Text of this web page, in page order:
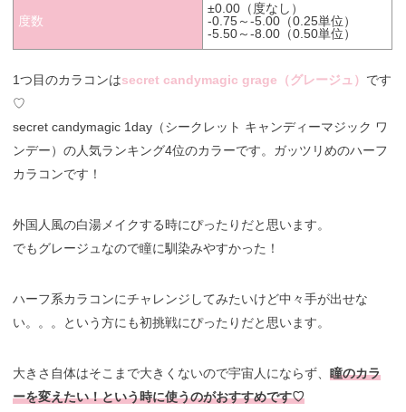
度数
±0.00（度なし）
-0.75～-5.00（0.25単位）
-5.50～-8.00（0.50単位）
1つ目のカラコンはsecret candymagic grage（グレージュ） です
♡
secret candymagic 1day（シークレット キャンディーマジック ワ
ンデー）の人気ランキング4位のカラーです。ガッツリめのハーフ
カラコンです！
外国人風の白湯メイクする時にぴったりだと思います。
でもグレージュなので瞳に馴染みやすかった！
ハーフ系カラコンにチャレンジしてみたいけど中々手が出せな
い。。。という方にも初挑戦にぴったりだと思います。
大きさ自体はそこまで大きくないので宇宙人にならず、瞳のカラ
ーを変えたい！という時に使うのがおすすめです♡